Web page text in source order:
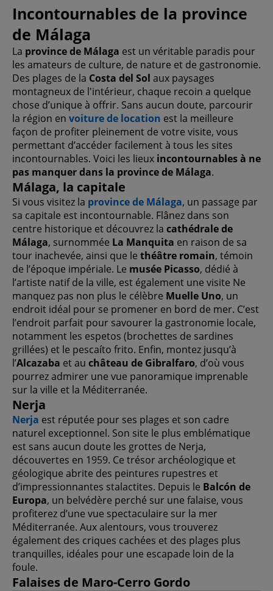
Incontournables de la province
de Málaga
La province de Málaga est un véritable paradis pour
les amateurs de culture, de nature et de gastronomie.
Des plages de la Costa del Sol aux paysages
montagneux de l'intérieur, chaque recoin a quelque
chose d’unique à offrir. Sans aucun doute, parcourir
la région en voiture de location est la meilleure
façon de profiter pleinement de votre visite, vous
permettant d’accéder facilement à tous les sites
incontournables. Voici les lieux incontournables à ne
pas manquer dans la province de Málaga.
Málaga, la capitale
Si vous visitez la province de Málaga, un passage par
sa capitale est incontournable. Flânez dans son
centre historique et découvrez la cathédrale de
Málaga, surnommée La Manquita en raison de sa
tour inachevée, ainsi que le théâtre romain, témoin
de l’époque impériale. Le musée Picasso, dédié à
l’artiste natif de la ville, est également une visite Ne
manquez pas non plus le célèbre Muelle Uno, un
endroit idéal pour se promener en bord de mer. C’est
l’endroit parfait pour savourer la gastronomie locale,
notamment les espetos (brochettes de sardines
grillées) et le pescaíto frito. Enfin, montez jusqu’à
l’Alcazaba et au château de Gibralfaro, d’où vous
pourrez admirer une vue panoramique imprenable
sur la ville et la Méditerranée.
Nerja
Nerja est réputée pour ses plages et son cadre
naturel exceptionnel. Son site le plus emblématique
est sans aucun doute les grottes de Nerja,
découvertes en 1959. Ce trésor archéologique et
géologique abrite des peintures rupestres et
d’impressionnantes stalactites. Depuis le Balcón de
Europa, un belvédère perché sur une falaise, vous
profiterez d’une vue spectaculaire sur la mer
Méditerranée. Aux alentours, vous trouverez
également des criques cachées et des plages plus
tranquilles, idéales pour une escapade loin de la
foule.
Falaises de Maro-Cerro Gordo
Tout autoriser